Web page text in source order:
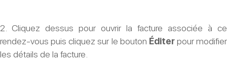
2. Cliquez dessus pour ouvrir la facture associée à ce
rendez-vous puis cliquez sur le bouton Éditerpour modifier
les détails de la facture.